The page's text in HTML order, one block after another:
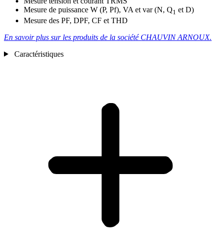
Mesure de puissance W (P, Pf), VA et var (N, Q1 et D)
Mesure des PF, DPF, CF et THD
En savoir plus sur les produits de la société CHAUVIN ARNOUX.
Caractéristiques